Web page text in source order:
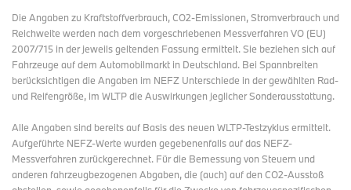
Die Angaben zu Kraftstoffverbrauch, CO2-Emissionen, Stromverbrauch und
Reichweite werden nach dem vorgeschriebenen Messverfahren VO (EU)
2007/715 in der jeweils geltenden Fassung ermittelt. Sie beziehen sich auf
Fahrzeuge auf dem Automobilmarkt in Deutschland. Bei Spannbreiten
berücksichtigen die Angaben im NEFZ Unterschiede in der gewählten Rad-
und Reifengröße, im WLTP die Auswirkungen jeglicher Sonderausstattung.
Alle Angaben sind bereits auf Basis des neuen WLTP-Testzyklus ermittelt.
Aufgeführte NEFZ-Werte wurden gegebenenfalls auf das NEFZ-
Messverfahren zurückgerechnet. Für die Bemessung von Steuern und
anderen fahrzeugbezogenen Abgaben, die (auch) auf den CO2-Ausstoß